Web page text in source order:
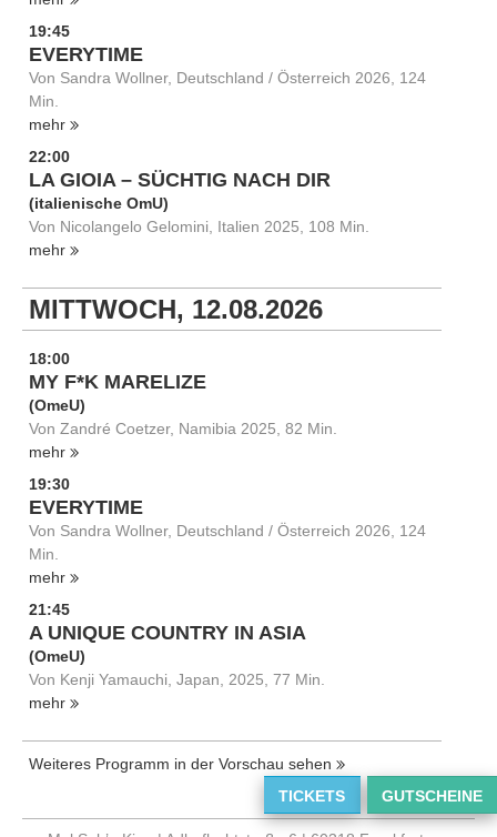
TICKETS GUTSCHEINE
19:45
EVERYTIME
Von Sandra Wollner, Deutschland / Österreich 2026, 124
Min.
mehr
22:00
LA GIOIA – SÜCHTIG NACH DIR
(italienische OmU)
Von Nicolangelo Gelomini, Italien 2025, 108 Min.
mehr
MITTWOCH, 12.08.2026
18:00
MY F*K MARELIZE
(OmeU)
Von Zandré Coetzer, Namibia 2025, 82 Min.
mehr
19:30
EVERYTIME
Von Sandra Wollner, Deutschland / Österreich 2026, 124
Min.
mehr
21:45
A UNIQUE COUNTRY IN ASIA
(OmeU)
Von Kenji Yamauchi, Japan, 2025, 77 Min.
mehr
Weiteres Programm in der Vorschau sehen